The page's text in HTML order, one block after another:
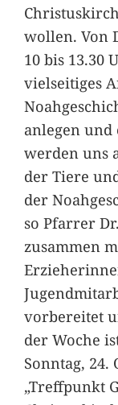
wollen. Von
10 bis 13.30
vielseitiges
anlegen und
werden uns
der Tiere
der
so Pfarrer
zusammen
vorbereitet
der Woche
Sonntag, 24.
„Treffpunkt